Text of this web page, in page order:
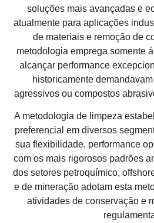
soluções mais avançadas e
atualmente para aplicações
de materiais e remoção de
metodologia emprega somente
alcançar performance
historicamente
agressivos ou compostos
A metodologia de limpeza
preferencial em diversos
sua flexibilidade, performance
com os mais rigorosos padrões
dos setores petroquímico,
e de mineração adotam esta
atividades de conservação e